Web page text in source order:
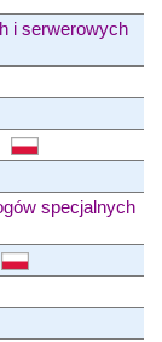
i serwerowych
specjalnych